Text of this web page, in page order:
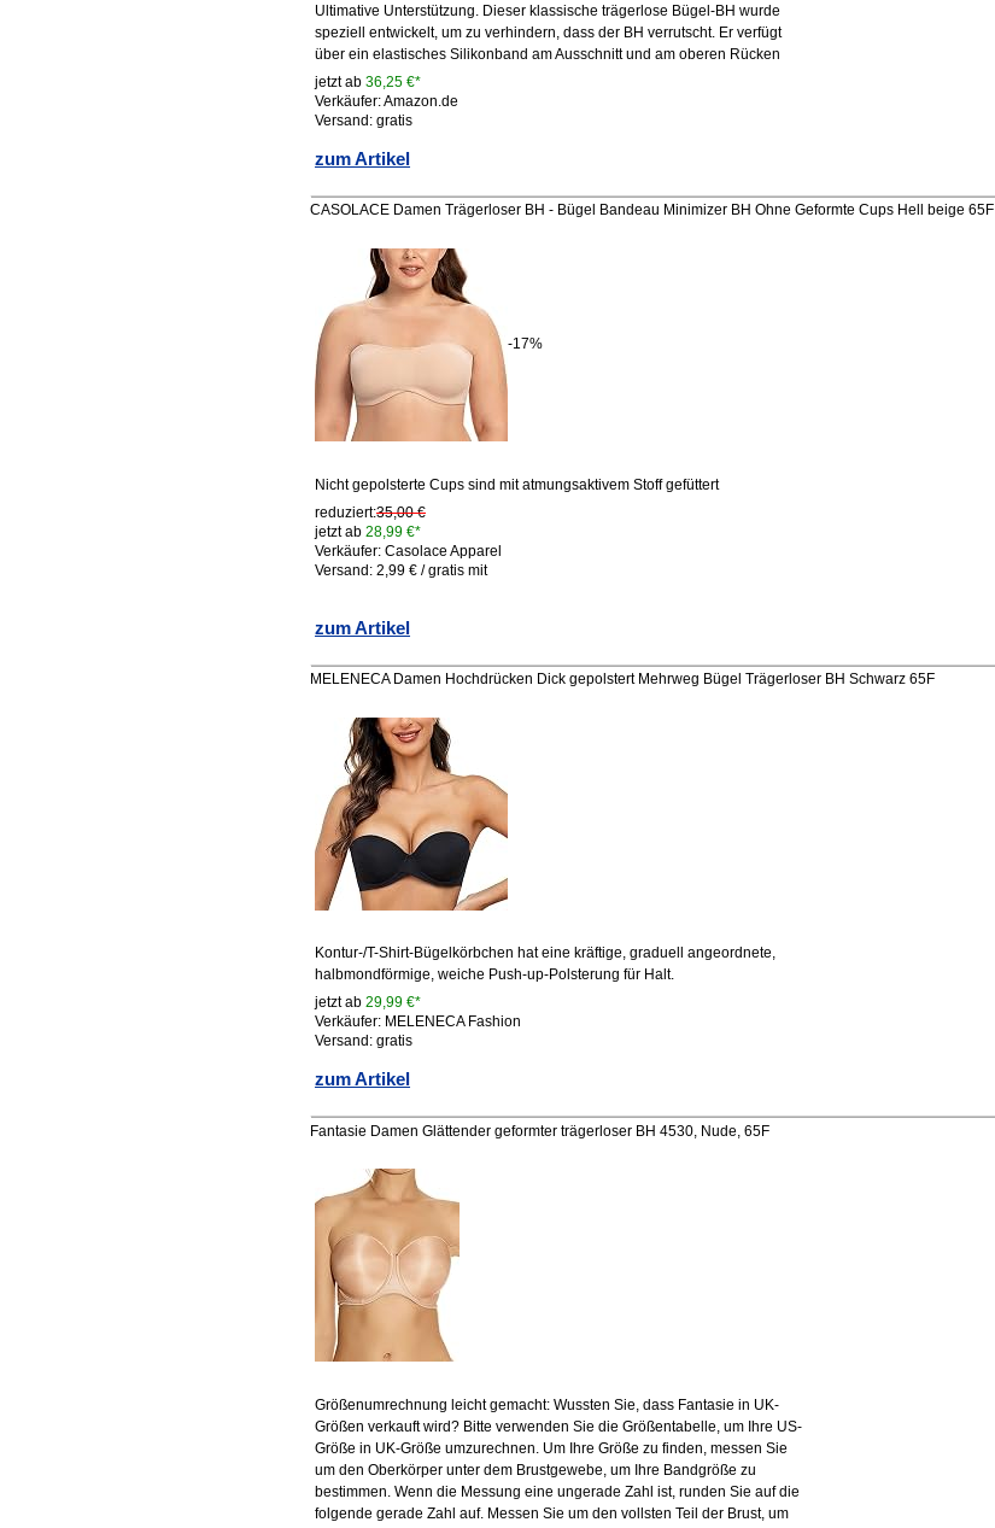
Ultimative Unterstützung. Dieser klassische trägerlose Bügel-BH wurde
speziell entwickelt, um zu verhindern, dass der BH verrutscht. Er verfügt
über ein elastisches Silikonband am Ausschnitt und am oberen Rücken
jetzt ab36,25 €*
Verkäufer: Amazon.de
Versand: gratis
zum Artikel
CASOLACE Damen Trägerloser BH - Bügel Bandeau Minimizer BH Ohne Geformte Cups Hell beige 65F
-17%
Nicht gepolsterte Cups sind mit atmungsaktivem Stoff gefüttert
reduziert:35,00 €
jetzt ab28,99 €*
Verkäufer: Casolace Apparel
Versand: 2,99 € / gratis mit
zum Artikel
MELENECA Damen Hochdrücken Dick gepolstert Mehrweg Bügel Trägerloser BH Schwarz 65F
Kontur-/T-Shirt-Bügelkörbchen hat eine kräftige, graduell angeordnete,
halbmondförmige, weiche Push-up-Polsterung für Halt.
jetzt ab29,99 €*
Verkäufer: MELENECA Fashion
Versand: gratis
zum Artikel
Fantasie Damen Glättender geformter trägerloser BH 4530, Nude, 65F
Größenumrechnung leicht gemacht: Wussten Sie, dass Fantasie in UK-
Größen verkauft wird? Bitte verwenden Sie die Größentabelle, um Ihre US-
Größe in UK-Größe umzurechnen. Um Ihre Größe zu finden, messen Sie
um den Oberkörper unter dem Brustgewebe, um Ihre Bandgröße zu
bestimmen. Wenn die Messung eine ungerade Zahl ist, runden Sie auf die
folgende gerade Zahl auf. Messen Sie um den vollsten Teil der Brust, um